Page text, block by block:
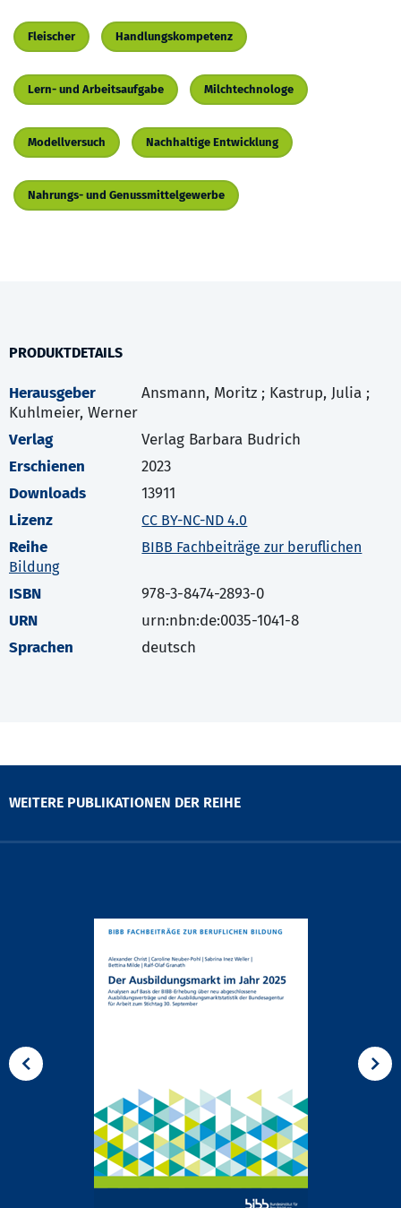
Fleischer Handlungskompetenz
Lern- und Arbeitsaufgabe Milchtechnologe
Modellversuch Nachhaltige Entwicklung
Nahrungs- und Genussmittelgewerbe
PRODUKTDETAILS
Herausgeber
Ansmann, Moritz ; Kastrup, Julia ;
Kuhlmeier, Werner
Verlag
Verlag Barbara Budrich
Erschienen
2023
Downloads
13911
Lizenz
CC BY-NC-ND 4.0
Reihe
BIBB Fachbeiträge zur beruflichen
Bildung
ISBN
978-3-8474-2893-0
URN
urn:nbn:de:0035-1041-8
Sprachen
deutsch
WEITERE PUBLIKATIONEN DER REIHE